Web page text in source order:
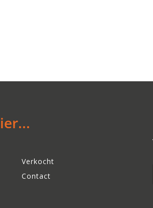
Verkocht
Contact